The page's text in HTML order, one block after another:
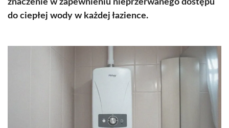
znaczenie w zapewnieniu nieprzerwanego dostępu
do ciepłej wody w każdej łazience.